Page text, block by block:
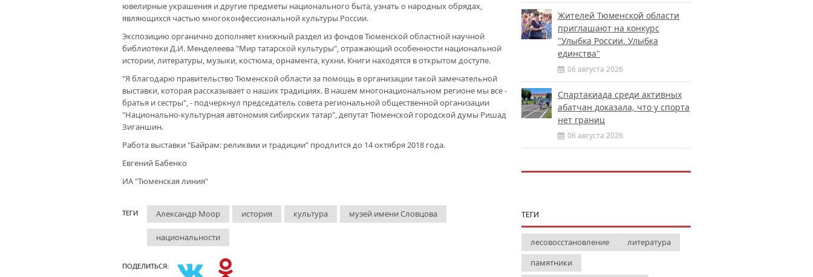
ювелирные украшения и другие предметы национального быта, узнать о народных обрядах,
являющихся частью многоконфессиональной культуры России.
Экспозицию органично дополняет книжный раздел из фондов Тюменской областной научной
библиотеки Д.И. Менделеева "Мир татарской культуры", отражающий особенности национальной
истории, литературы, музыки, костюма, орнамента, кухни. Книги находятся в открытом доступе.
"Я благодарю правительство Тюменской области за помощь в организации такой замечательной
выставки, которая рассказывает о наших традициях. В нашем многонациональном регионе мы все -
братья и сестры", - подчеркнул председатель совета региональной общественной организации
"Национально-культурная автономия сибирских татар", депутат Тюменской городской думы Ришад
Зиганшин.
Работа выставки "Байрам: реликвии и традиции" продлится до 14 октября 2018 года.
Евгений Бабенко
ИА "Тюменская линия"
ТЕГИ Александр Моор история культура музей имени Словцова
национальности
ПОДЕЛИТЬСЯ:
Жителей Тюменской области
приглашают на конкурс
"Улыбка России. Улыбка
единства"
06 августа 2026
Спартакиада среди активных
абатчан доказала, что у спорта
нет границ
06 августа 2026
ТЕГИ
лесовосстановление
литература
памятники